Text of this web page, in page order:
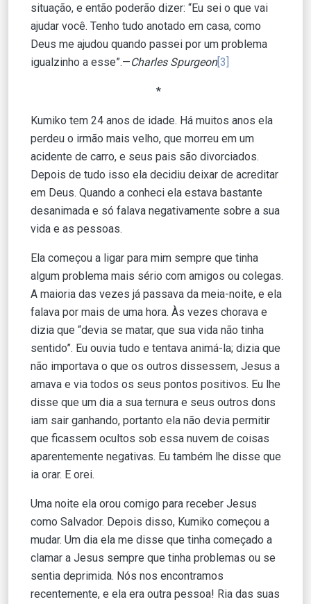
situação, e então poderão dizer: “Eu sei o que vai
ajudar você. Tenho tudo anotado em casa, como
Deus me ajudou quando passei por um problema
igualzinho a esse”.—Charles Spurgeon[3]
*
Kumiko tem 24 anos de idade. Há muitos anos ela
perdeu o irmão mais velho, que morreu em um
acidente de carro, e seus pais são divorciados.
Depois de tudo isso ela decidiu deixar de acreditar
em Deus. Quando a conheci ela estava bastante
desanimada e só falava negativamente sobre a sua
vida e as pessoas.
Ela começou a ligar para mim sempre que tinha
algum problema mais sério com amigos ou colegas.
A maioria das vezes já passava da meia-noite, e ela
falava por mais de uma hora. Às vezes chorava e
dizia que “devia se matar, que sua vida não tinha
sentido”. Eu ouvia tudo e tentava animá-la; dizia que
não importava o que os outros dissessem, Jesus a
amava e via todos os seus pontos positivos. Eu lhe
disse que um dia a sua ternura e seus outros dons
iam sair ganhando, portanto ela não devia permitir
que ficassem ocultos sob essa nuvem de coisas
aparentemente negativas. Eu também lhe disse que
ia orar. E orei.
Uma noite ela orou comigo para receber Jesus
como Salvador. Depois disso, Kumiko começou a
mudar. Um dia ela me disse que tinha começado a
clamar a Jesus sempre que tinha problemas ou se
sentia deprimida. Nós nos encontramos
recentemente, e ela era outra pessoa! Ria das suas